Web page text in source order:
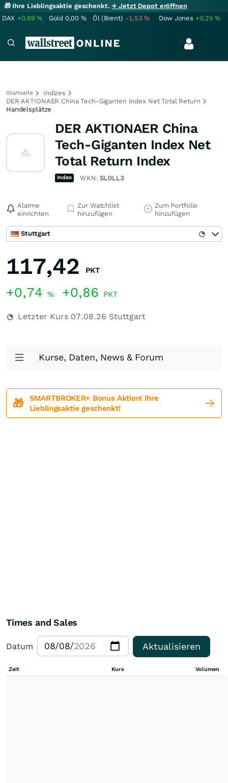
🎁 Ihre Lieblingsaktie geschenkt.→ Jetzt Depot eröffnen
DAX +0,69% Gold 0,00 % Öl (Brent) -1,53% Dow Jones +0,25%
Startseite
Indizes
DER AKTIONAER China Tech-Giganten Index Net Total Return
Handelsplätze
DER AKTIONAER China
Tech-Giganten Index Net
Total Return Index
Index WKN:SL0LL3
Alarme
einrichten
Zur Watchlist
hinzufügen
Zum Portfolio
hinzufügen
Stuttgart
117,42 PKT
+0,74 % +0,86 PKT
Letzter Kurs 07.08.26 Stuttgart
Kurse, Daten, News & Forum
🎁
SMARTBROKER+ Bonus Aktion! Ihre
Lieblingsaktie geschenkt!
Times and Sales
Datum Aktualisieren
Zeit Kurs Volumen